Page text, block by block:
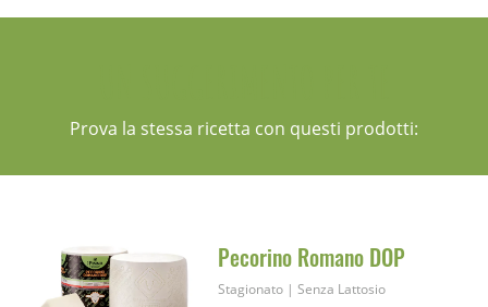
Prova la stessa ricetta con questi prodotti:
Pecorino Romano DOP
Stagionato | Senza Lattosio